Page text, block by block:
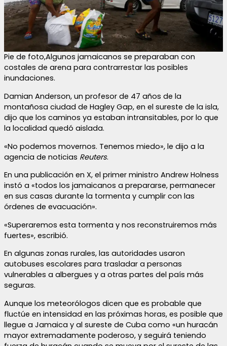
Pie de foto,Algunos jamaicanos se preparaban con
costales de arena para contrarrestar las posibles
inundaciones.
Damian Anderson, un profesor de 47 años de la
montañosa ciudad de Hagley Gap, en el sureste de la isla,
dijo que los caminos ya estaban intransitables, por lo que
la localidad quedó aislada.
«No podemos movernos. Tenemos miedo», le dijo a la
agencia de noticias Reuters.
En una publicación en X, el primer ministro Andrew Holness
instó a «todos los jamaicanos a prepararse, permanecer
en sus casas durante la tormenta y cumplir con las
órdenes de evacuación».
«Superaremos esta tormenta y nos reconstruiremos más
fuertes», escribió.
En algunas zonas rurales, las autoridades usaron
autobuses escolares para trasladar a personas
vulnerables a albergues y a otras partes del país más
seguras.
Aunque los meteorólogos dicen que es probable que
fluctúe en intensidad en las próximas horas, es posible que
llegue a Jamaica y al sureste de Cuba como «un huracán
mayor extremadamente poderoso, y seguirá teniendo